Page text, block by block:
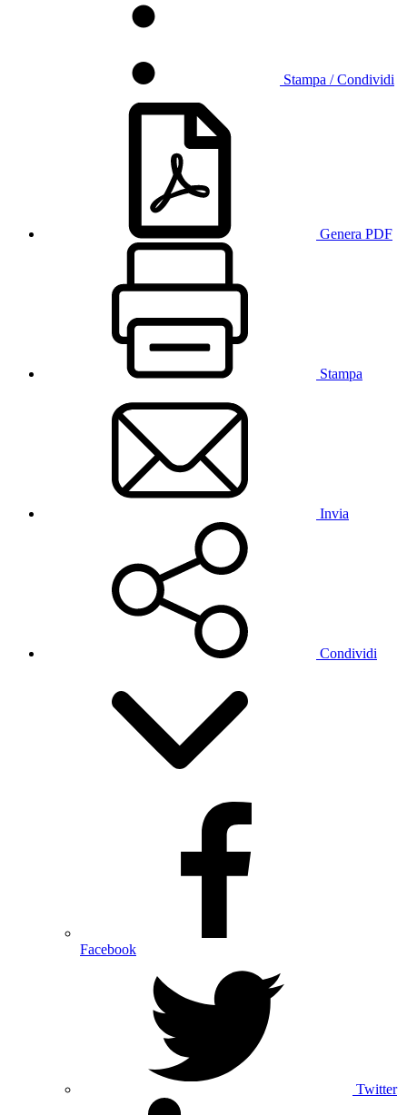
Stampa / Condividi
Genera PDF
Stampa
Invia
Condividi
Facebook
Twitter